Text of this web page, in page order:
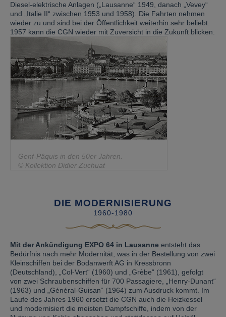
Genf-Pâquis in den 50er Jahren.
© Kollektion Didier Zuchuat
Diesel-elektrische Anlagen („Lausanne“ 1949, danach „Vevey“
und „Italie II“ zwischen 1953 und 1958). Die Fahrten nehmen
wieder zu und sind bei der Öffentlichkeit weiterhin sehr beliebt.
1957 kann die CGN wieder mit Zuversicht in die Zukunft blicken.
DIE MODERNISIERUNG
1960-1980
Mit der Ankündigung EXPO 64 in Lausanne entsteht das
Bedürfnis nach mehr Modernität, was in der Bestellung von zwei
Kleinschiffen bei der Bodanwerft AG in Kressbronn
(Deutschland), „Col-Vert“ (1960) und „Grèbe“ (1961), gefolgt
von zwei Schraubenschiffen für 700 Passagiere, „Henry-Dunant“
(1963) und „Général-Guisan“ (1964) zum Ausdruck kommt. Im
Laufe des Jahres 1960 ersetzt die CGN auch die Heizkessel
und modernisiert die meisten Dampfschiffe, indem von der